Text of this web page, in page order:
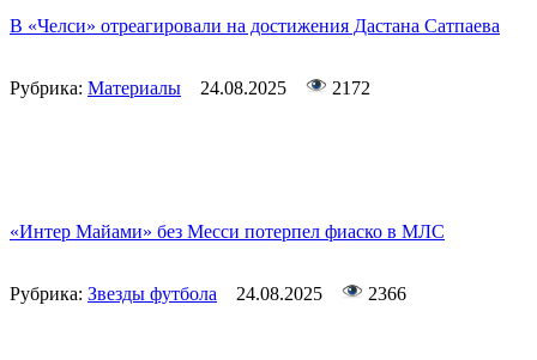
В «Челси» отреагировали на достижения Дастана Сатпаева
Рубрика: Материалы 24.08.2025 2172
«Интер Майами» без Месси потерпел фиаско в МЛС
Рубрика: Звезды футбола 24.08.2025 2366